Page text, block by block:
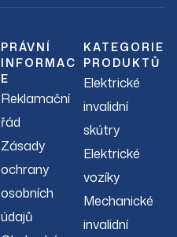
PRÁVNÍ
INFORMAC
E
Reklamační
řád
Zásady
ochrany
osobních
údajů
KATEGORIE
PRODUKTŮ
Elektrické
invalidní
skútry
Elektrické
vozíky
Mechanické
invalidní